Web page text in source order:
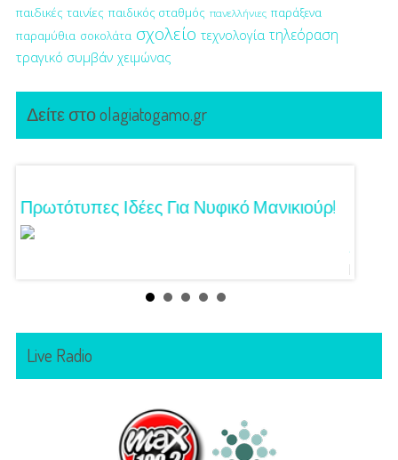
παιδικές ταινίες παιδικός σταθμός πανελλήνιες παράξενα
παραμύθια σοκολάτα σχολείο τεχνολογία τηλεόραση
τραγικό συμβάν χειμώνας
Δείτε στο olagiatogamo.gr
Πρωτότυπες Ιδέες Για Νυφικό Μανικιούρ!
Live Radio